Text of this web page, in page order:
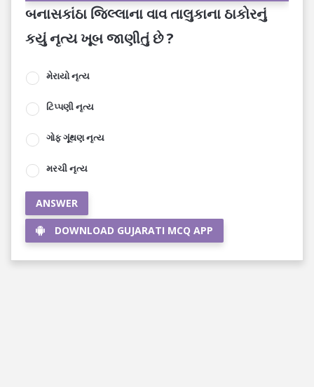
બનાસકાંઠા જિલ્લાના વાવ તાલુકાના ઠાકોરનું
કયું નૃત્ય ખૂબ જાણીતું છે ?
મેરાયો નૃત્ય
ટિપ્પણી નૃત્ય
ગોફ ગૂંથણ નૃત્ય
મરચી નૃત્ય
ANSWER
DOWNLOAD GUJARATI MCQ APP